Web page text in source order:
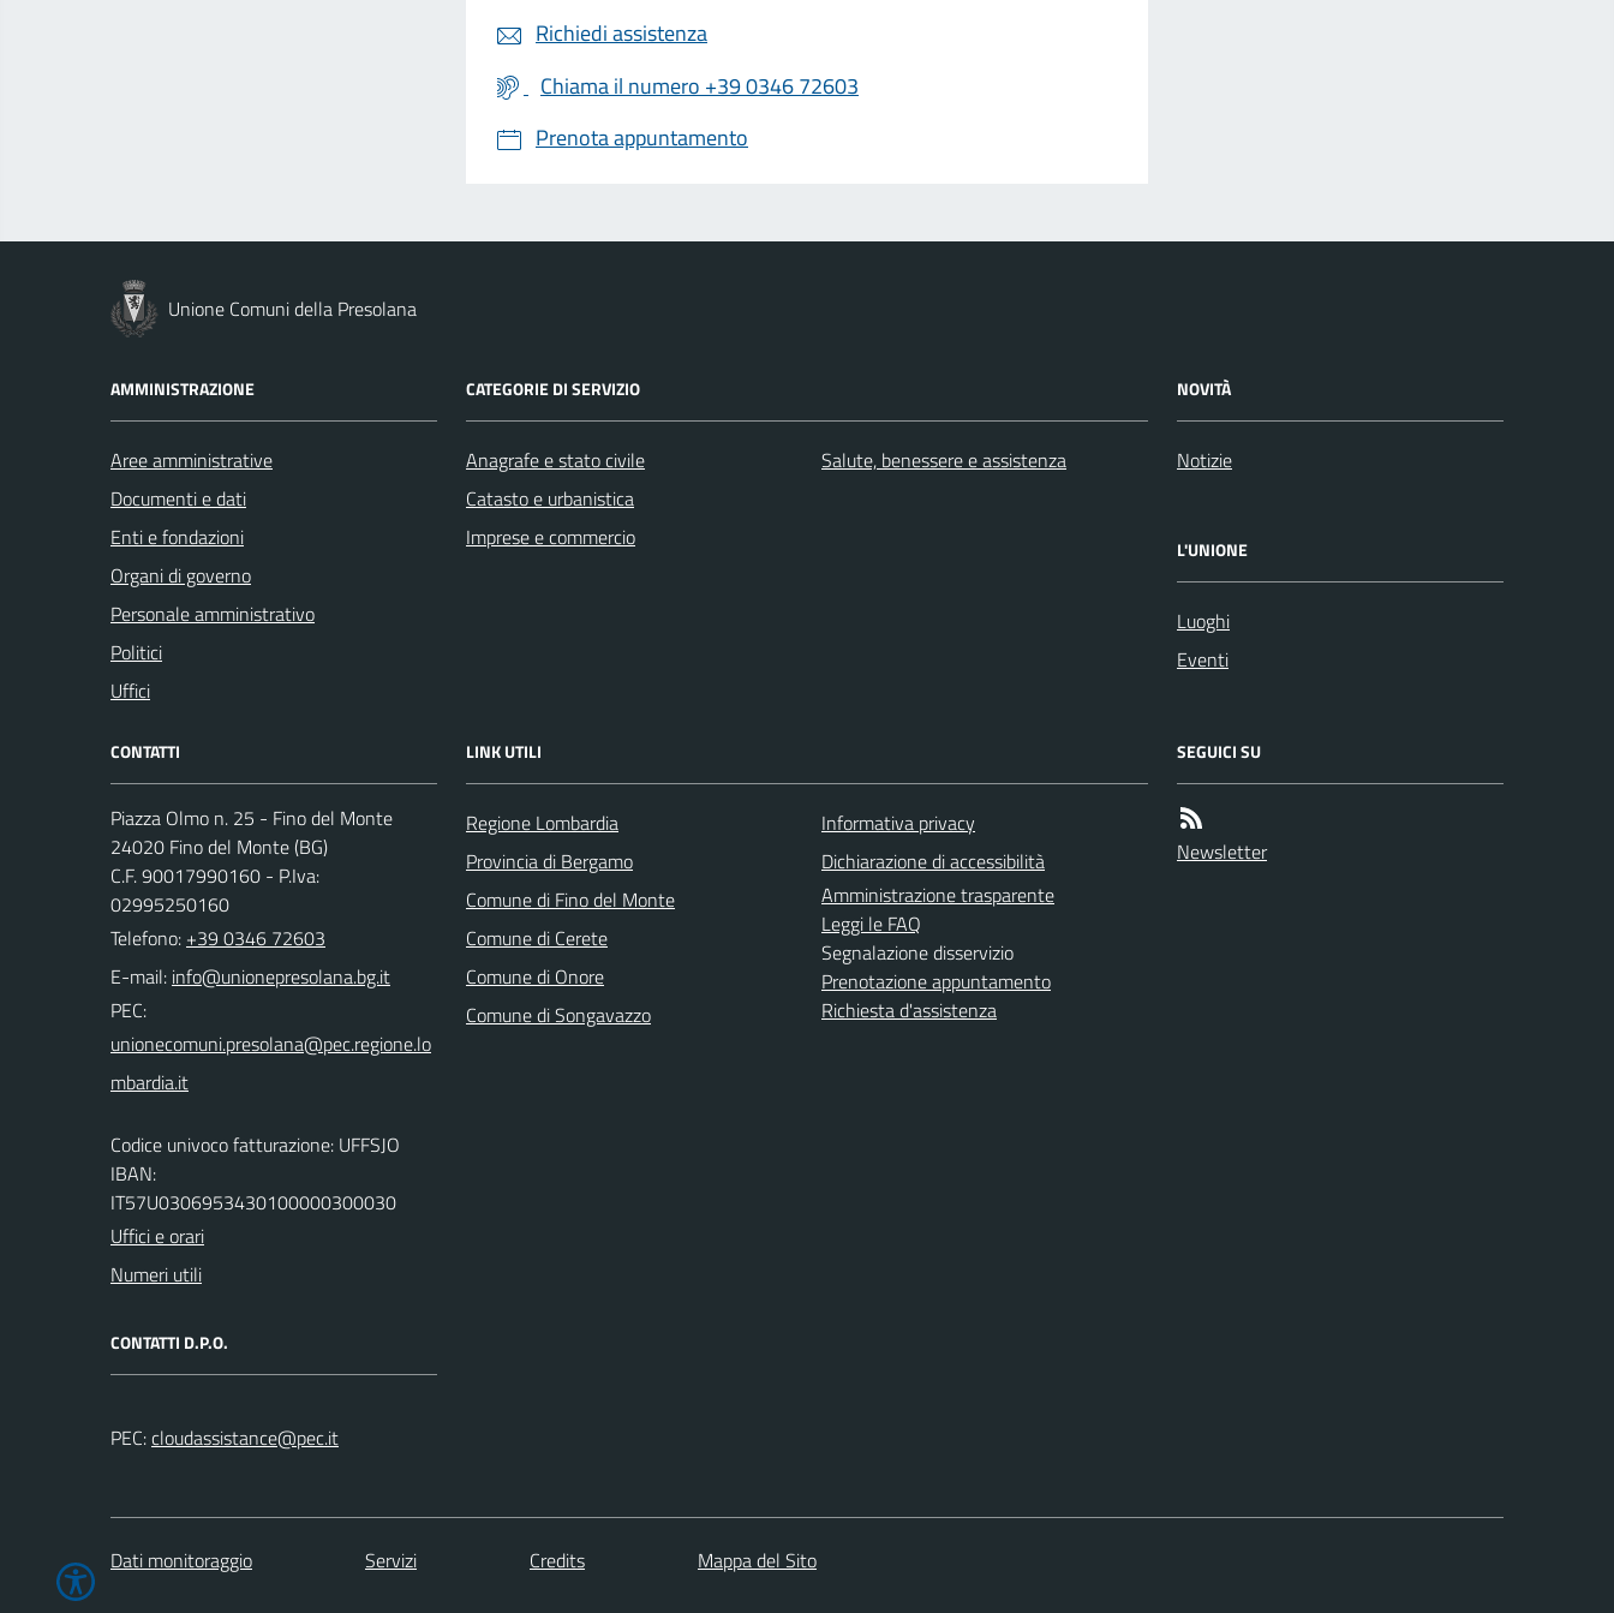
Richiedi assistenza
Chiama il numero +39 0346 72603
Prenota appuntamento
Unione Comuni della Presolana
AMMINISTRAZIONE
Aree amministrative
Documenti e dati
Enti e fondazioni
Organi di governo
Personale amministrativo
Politici
Uffici
CATEGORIE DI SERVIZIO
Anagrafe e stato civile
Catasto e urbanistica
Imprese e commercio
Salute, benessere e assistenza
NOVITÀ
Notizie
L'UNIONE
Luoghi
Eventi
CONTATTI
Piazza Olmo n. 25 - Fino del Monte
24020 Fino del Monte (BG)
C.F. 90017990160 - P.Iva:
02995250160
Telefono: +39 0346 72603
E-mail:
PEC:
Codice univoco fatturazione: UFFSJO
IBAN:
IT57U0306953430100000300030
Uffici e orari
Numeri utili
CONTATTI D.P.O.
PEC:
LINK UTILI
Regione Lombardia
Provincia di Bergamo
Comune di Fino del Monte
Comune di Cerete
Comune di Onore
Comune di Songavazzo
Informativa privacy
Dichiarazione di accessibilità
Amministrazione trasparente
Leggi le FAQ
Segnalazione disservizio
Prenotazione appuntamento
Richiesta d'assistenza
SEGUICI SU
Newsletter
Dati monitoraggio Servizi Credits Mappa del Sito